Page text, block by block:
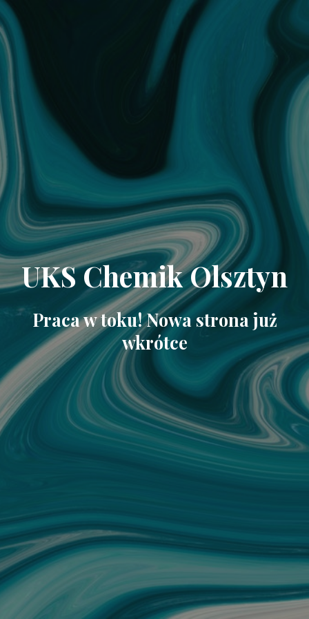
UKS Chemik Olsztyn
Praca w toku! Nowa strona już
wkrótce